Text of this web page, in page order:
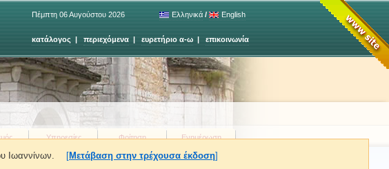
Ιωαννίνων. [Μετάβαση στην τρέχουσα έκδοση]
Πέμπτη 06 Αυγούστου 2026 Ελληνικά/ English
κατάλογος|περιεχόμενα|ευρετήριο α-ω|επικοινωνία
Υπηρεσίες Φοίτηση Ενημέρωση